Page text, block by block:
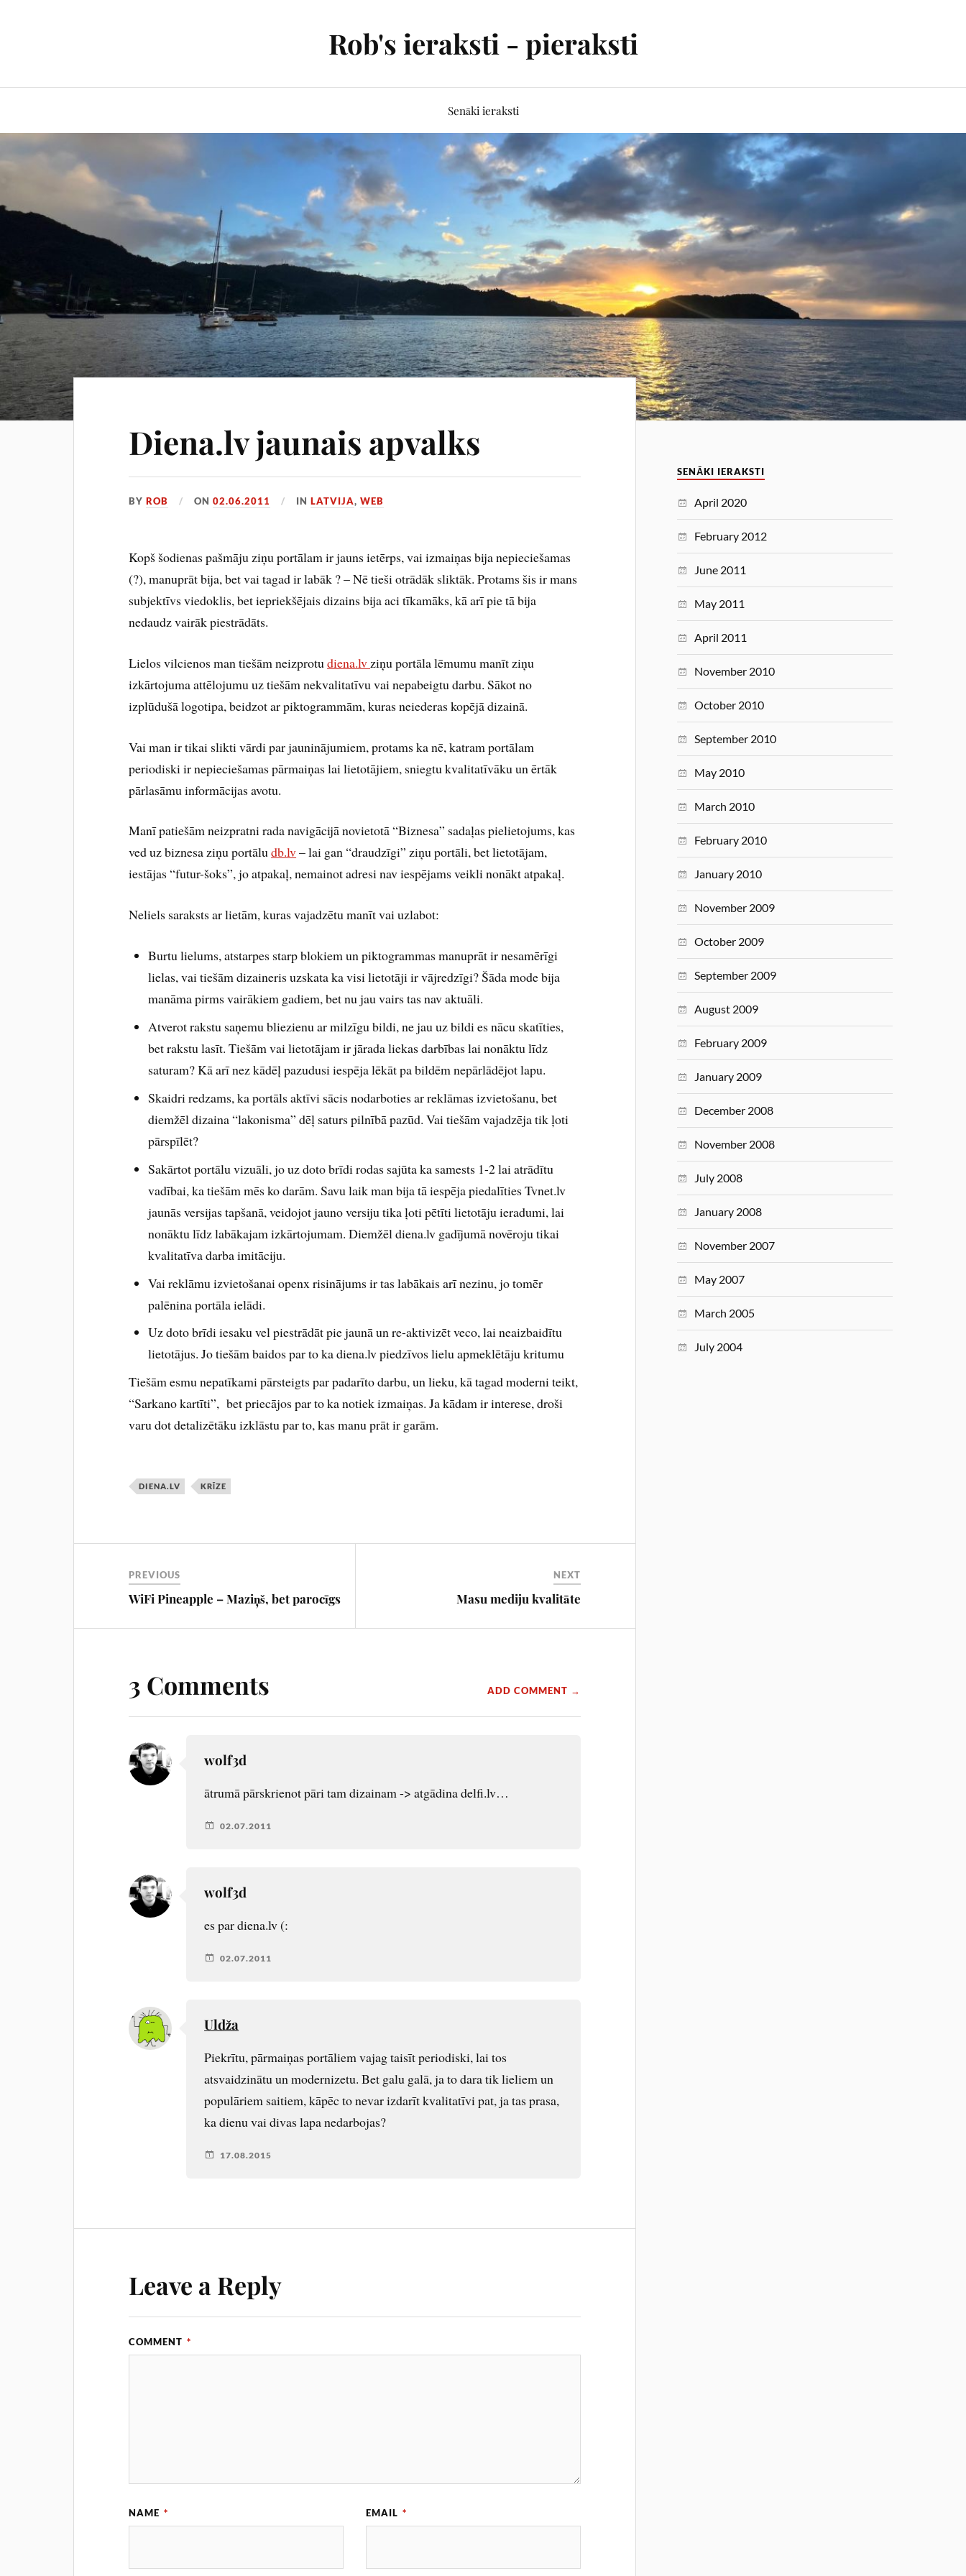
Rob's ieraksti - pieraksti
Senāki ieraksti
Diena.lv jaunais apvalks
BYROB ON02.06.2011 INLATVIJA,WEB
Kopš šodienas pašmāju ziņu portālam ir jauns ietērps, vai izmaiņas bija nepieciešamas
(?), manuprāt bija, bet vai tagad ir labāk ? – Nē tieši otrādāk sliktāk. Protams šis ir mans
subjektīvs viedoklis, bet iepriekšējais dizains bija aci tīkamāks, kā arī pie tā bija
nedaudz vairāk piestrādāts.
Lielos vilcienos man tiešām neizprotudiena.lv ziņu portāla lēmumu manīt ziņu
izkārtojuma attēlojumu uz tiešām nekvalitatīvu vai nepabeigtu darbu. Sākot no
izplūdušā logotipa, beidzot ar piktogrammām, kuras neiederas kopējā dizainā.
Vai man ir tikai slikti vārdi par jauninājumiem, protams ka nē, katram portālam
periodiski ir nepieciešamas pārmaiņas lai lietotājiem, sniegtu kvalitatīvāku un ērtāk
pārlasāmu informācijas avotu.
Manī patiešām neizpratni rada navigācijā novietotā “Biznesa” sadaļas pielietojums, kas
ved uz biznesa ziņu portāludb.lv– lai gan “draudzīgi” ziņu portāli, bet lietotājam,
iestājas “futur-šoks”, jo atpakaļ, nemainot adresi nav iespējams veikli nonākt atpakaļ.
Neliels saraksts ar lietām, kuras vajadzētu manīt vai uzlabot:
Burtu lielums, atstarpes starp blokiem un piktogrammas manuprāt ir nesamērīgi
lielas, vai tiešām dizaineris uzskata ka visi lietotāji ir vājredzīgi? Šāda mode bija
manāma pirms vairākiem gadiem, bet nu jau vairs tas nav aktuāli.
Atverot rakstu saņemu bliezienu ar milzīgu bildi, ne jau uz bildi es nācu skatīties,
bet rakstu lasīt. Tiešām vai lietotājam ir jārada liekas darbības lai nonāktu līdz
saturam? Kā arī nez kādēļ pazudusi iespēja lēkāt pa bildēm nepārlādējot lapu.
Skaidri redzams, ka portāls aktīvi sācis nodarboties ar reklāmas izvietošanu, bet
diemžēl dizaina “lakonisma” dēļ saturs pilnībā pazūd. Vai tiešām vajadzēja tik ļoti
pārspīlēt?
Sakārtot portālu vizuāli, jo uz doto brīdi rodas sajūta ka samests 1-2 lai atrādītu
vadībai, ka tiešām mēs ko darām. Savu laik man bija tā iespēja piedalīties Tvnet.lv
jaunās versijas tapšanā, veidojot jauno versiju tika ļoti pētīti lietotāju ieradumi, lai
nonāktu līdz labākajam izkārtojumam. Diemžēl diena.lv gadījumā novēroju tikai
kvalitatīva darba imitāciju.
Vai reklāmu izvietošanai openx risinājums ir tas labākais arī nezinu, jo tomēr
palēnina portāla ielādi.
Uz doto brīdi iesaku vel piestrādāt pie jaunā un re-aktivizēt veco, lai neaizbaidītu
lietotājus. Jo tiešām baidos par to ka diena.lv piedzīvos lielu apmeklētāju kritumu
Tiešām esmu nepatīkami pārsteigts par padarīto darbu, un lieku, kā tagad moderni teikt,
“Sarkano kartīti”, bet priecājos par to ka notiek izmaiņas. Ja kādam ir interese, droši
varu dot detalizētāku izklāstu par to, kas manu prāt ir garām.
DIENA.LV KRĪZE
PREVIOUS
WiFi Pineapple – Maziņš, bet parocīgs
NEXT
Masu mediju kvalitāte
3 Comments ADD COMMENT →
wolf3d
ātrumā pārskrienot pāri tam dizainam -> atgādina delfi.lv…
02.07.2011
wolf3d
es par diena.lv (:
02.07.2011
Uldža
Piekrītu, pārmaiņas portāliem vajag taisīt periodiski, lai tos
atsvaidzinātu un modernizetu. Bet galu galā, ja to dara tik lieliem un
populāriem saitiem, kāpēc to nevar izdarīt kvalitatīvi pat, ja tas prasa,
ka dienu vai divas lapa nedarbojas?
17.08.2015
Leave a Reply
COMMENT *
NAME * EMAIL *
SENĀKI IERAKSTI
April 2020
February 2012
June 2011
May 2011
April 2011
November 2010
October 2010
September 2010
May 2010
March 2010
February 2010
January 2010
November 2009
October 2009
September 2009
August 2009
February 2009
January 2009
December 2008
November 2008
July 2008
January 2008
November 2007
May 2007
March 2005
July 2004